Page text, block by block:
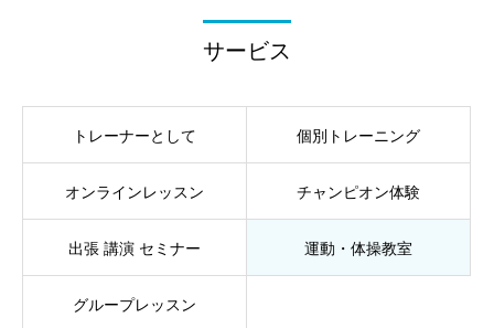
サービス
トレーナーとして 個別トレーニング
オンラインレッスン チャンピオン体験
出張 講演 セミナー 運動・体操教室
グループレッスン